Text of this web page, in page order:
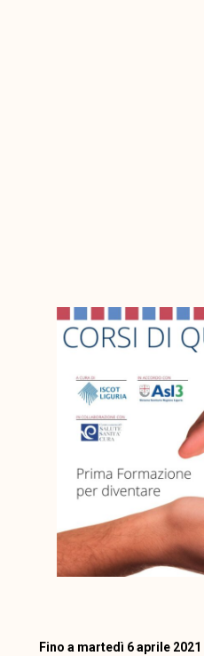
Fino a martedì 6 aprile 2021